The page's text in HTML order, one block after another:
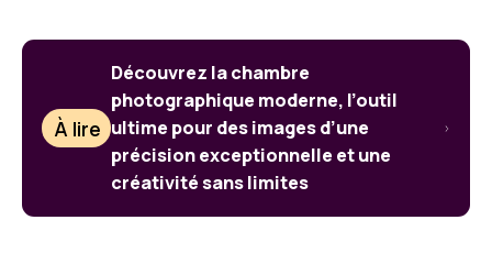
À lire
Découvrez la chambre
photographique moderne, l’outil
ultime pour des images d’une
précision exceptionnelle et une
créativité sans limites